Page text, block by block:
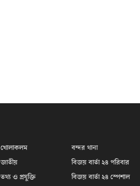
খোলাকলম
জাতীয়
তথ্য ও প্রযুক্তি
বন্দর থানা
বিজয় বার্তা ২৪ পরিবার
বিজয় বার্তা ২৪ স্পেশাল